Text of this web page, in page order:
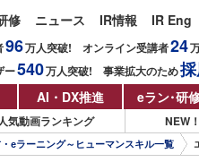
修 ニュース IR情報 IR Eng
96万人突破! オンライン受講者24
ー540万人突破! 事業拡大のため
AI・DX推進 eラン・研
気動画ランキング NEW
eラーニング～ヒューマンスキル一覧